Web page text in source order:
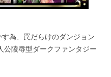
為、罠だらけのダンジョン
公陵辱型ダークファンタジー